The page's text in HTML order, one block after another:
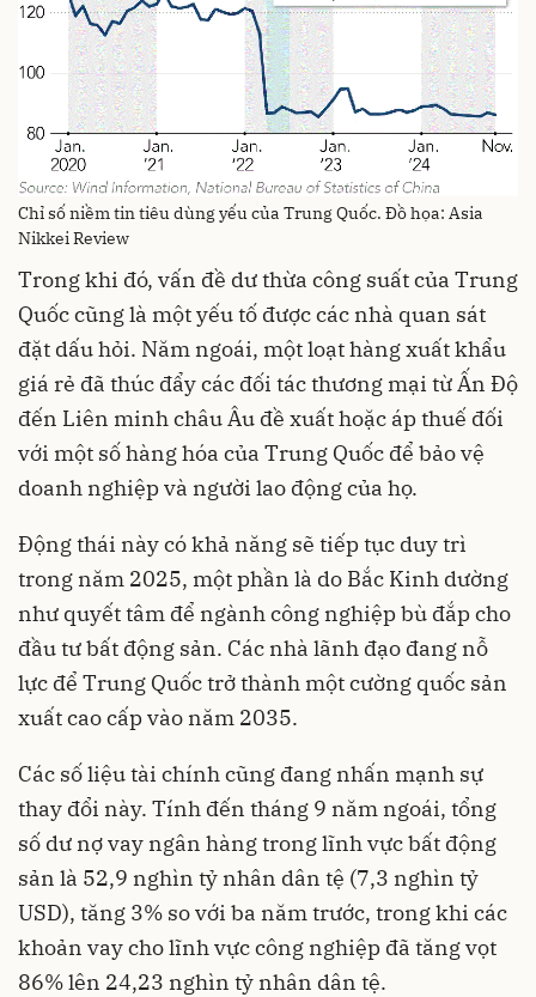
Chỉ số niềm tin tiêu dùng yếu của Trung Quốc. Đồ họa: Asia
Nikkei Review
Trong khi đó, vấn đề dư thừa công suất của Trung
Quốc cũng là một yếu tố được các nhà quan sát
đặt dấu hỏi. Năm ngoái, một loạt hàng xuất khẩu
giá rẻ đã thúc đẩy các đối tác thương mại từ Ấn Độ
đến Liên minh châu Âu đề xuất hoặc áp thuế đối
với một số hàng hóa của Trung Quốc để bảo vệ
doanh nghiệp và người lao động của họ.
Động thái này có khả năng sẽ tiếp tục duy trì
trong năm 2025, một phần là do Bắc Kinh dường
như quyết tâm để ngành công nghiệp bù đắp cho
đầu tư bất động sản. Các nhà lãnh đạo đang nỗ
lực để Trung Quốc trở thành một cường quốc sản
xuất cao cấp vào năm 2035.
Các số liệu tài chính cũng đang nhấn mạnh sự
thay đổi này. Tính đến tháng 9 năm ngoái, tổng
số dư nợ vay ngân hàng trong lĩnh vực bất động
sản là 52,9 nghìn tỷ nhân dân tệ (7,3 nghìn tỷ
USD), tăng 3% so với ba năm trước, trong khi các
khoản vay cho lĩnh vực công nghiệp đã tăng vọt
86% lên 24,23 nghìn tỷ nhân dân tệ.